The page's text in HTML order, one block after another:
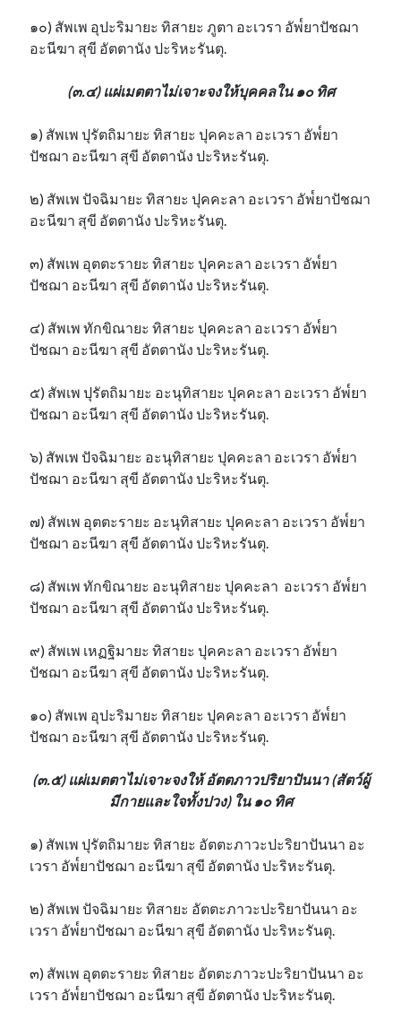
๑๐) สัพเพ อุปะริมายะ ทิสายะ ภูตา อะเวรา อัพ๎ยาปัชฌา
อะนีฆา สุขี อัตตานัง ปะริหะรันตุ.
(๓.๔) แผ่เมตตาไม่เจาะจงให้บุคคลใน ๑๐ ทิศ
๑) สัพเพ ปุรัตถิมายะ ทิสายะ ปุคคะลา อะเวรา อัพ๎ยา
ปัชฌา อะนีฆา สุขี อัตตานัง ปะริหะรันตุ.
๒) สัพเพ ปัจฉิมายะ ทิสายะ ปุคคะลา อะเวรา อัพ๎ยาปัชฌา
อะนีฆา สุขี อัตตานัง ปะริหะรันตุ.
๓) สัพเพ อุตตะรายะ ทิสายะ ปุคคะลา อะเวรา อัพ๎ยา
ปัชฌา อะนีฆา สุขี อัตตานัง ปะริหะรันตุ.
๔) สัพเพ ทักขิณายะ ทิสายะ ปุคคะลา อะเวรา อัพ๎ยา
ปัชฌา อะนีฆา สุขี อัตตานัง ปะริหะรันตุ.
๕) สัพเพ ปุรัตถิมายะ อะนุทิสายะ ปุคคะลา อะเวรา อัพ๎ยา
ปัชฌา อะนีฆา สุขี อัตตานัง ปะริหะรันตุ.
๖) สัพเพ ปัจฉิมายะ อะนุทิสายะ ปุคคะลา อะเวรา อัพ๎ยา
ปัชฌา อะนีฆา สุขี อัตตานัง ปะริหะรันตุ.
๗) สัพเพ อุตตะรายะ อะนุทิสายะ ปุคคะลา อะเวรา อัพ๎ยา
ปัชฌา อะนีฆา สุขี อัตตานัง ปะริหะรันตุ.
๘) สัพเพ ทักขิณายะ อะนุทิสายะ ปุคคะลา อะเวรา อัพ๎ยา
ปัชฌา อะนีฆา สุขี อัตตานัง ปะริหะรันตุ.
๙) สัพเพ เหฏฐิมายะ ทิสายะ ปุคคะลา อะเวรา อัพ๎ยา
ปัชฌา อะนีฆา สุขี อัตตานัง ปะริหะรันตุ.
๑๐) สัพเพ อุปะริมายะ ทิสายะ ปุคคะลา อะเวรา อัพ๎ยา
ปัชฌา อะนีฆา สุขี อัตตานัง ปะริหะรันตุ.
(๓.๕) แผ่เมตตาไม่เจาะจงให้ อัตตภาวปริยาปันนา (สัตว์ผู้
มีกายและใจทั้งปวง) ใน ๑๐ ทิศ
๑) สัพเพ ปุรัตถิมายะ ทิสายะ อัตตะภาวะปะริยาปันนา อะ
เวรา อัพ๎ยาปัชฌา อะนีฆา สุขี อัตตานัง ปะริหะรันตุ.
๒) สัพเพ ปัจฉิมายะ ทิสายะ อัตตะภาวะปะริยาปันนา อะ
เวรา อัพ๎ยาปัชฌา อะนีฆา สุขี อัตตานัง ปะริหะรันตุ.
๓) สัพเพ อุตตะรายะ ทิสายะ อัตตะภาวะปะริยาปันนา อะ
เวรา อัพ๎ยาปัชฌา อะนีฆา สุขี อัตตานัง ปะริหะรันตุ.